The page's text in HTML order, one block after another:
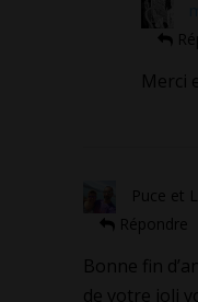
Merci
Puce et
Répondre
Bonne fin
de votre joli